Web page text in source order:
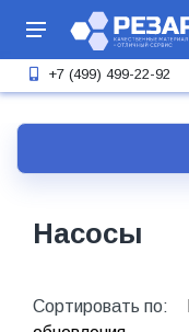
+7 (499) 499-22-92
Насосы
Сортировать по: